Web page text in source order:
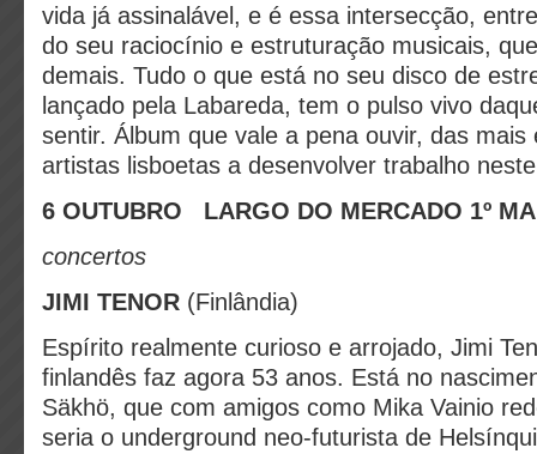
vida já assinalável, e é essa intersecção,
do seu raciocínio e estruturação musicais,
demais. Tudo o que está no seu disco de
lançado pela Labareda, tem o pulso vivo
sentir. Álbum que vale a pena ouvir, das mais
artistas lisboetas a desenvolver trabalho
6 OUTUBRO
LARGO DO MERCADO 1º
concertos
JIMI TENOR (Finlândia)
Espírito realmente curioso e arrojado, Jimi
finlandês faz agora 53 anos. Está no
Säkhö, que com amigos como Mika Vainio
seria o underground neo-futurista de